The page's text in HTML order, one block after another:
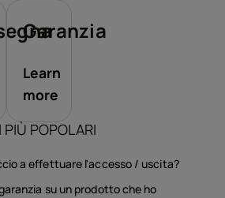
Garanzia
Learn
more
POPOLARI
a effettuare l'accesso / uscita?
su un prodotto che ho